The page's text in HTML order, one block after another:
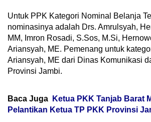
Untuk PPK Kategori Nominal Belanja
nominasinya adalah Drs. Amrulsyah,
MM, Imron Rosadi, S.Sos, M.Si,
Ariansyah, ME. Pemenang untuk
Ariansyah, ME dari Dinas Komunikasi
Provinsi Jambi.
Baca Juga
Ketua PKK Tanjab Barat
Pelantikan Ketua TP PKK Provinsi